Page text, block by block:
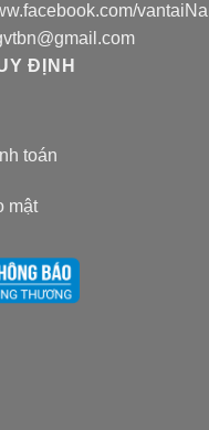
ĐỊNH
toán
mật